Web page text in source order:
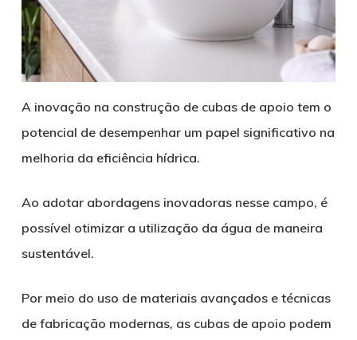
A inovação na construção de cubas de apoio tem o
potencial de desempenhar um papel significativo na
melhoria da eficiência hídrica.
Ao adotar abordagens inovadoras nesse campo, é
possível otimizar a utilização da água de maneira
sustentável.
Por meio do uso de materiais avançados e técnicas
de fabricação modernas, as cubas de apoio podem